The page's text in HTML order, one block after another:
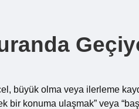
büyük olma veya ilerleme
bir konuma ulaşmak” veya